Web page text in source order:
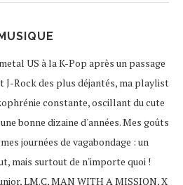
US à la K-Pop après un passage
J-Rock des plus déjantés, ma playlist
constante, oscillant du cute
bonne dizaine d'années. Mes goûts
journées de vagabondage : un
mais surtout de n'importe quoi !
LM.C, MAN WITH A MISSION, X